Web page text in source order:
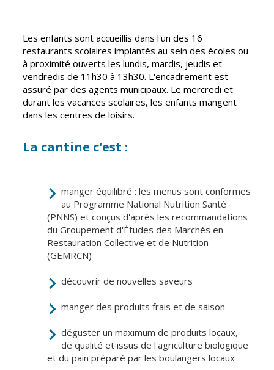
État civil
Élections
Jumelages
Publication des
administratifs
Actualités
Agenda
Fil de l'info
et après classe
Réussite
éducative et
inclusion
Inscriptions
Centres de
loisirs
Espace jeunes
Point
municipale
Santé et
solidarité
Culture et
Sport
Les enfants sont accueillis dans l'un des 16
restaurants scolaires implantés au sein des écoles ou
à proximité ouverts les lundis, mardis, jeudis et
vendredis de 11h30 à 13h30. L'encadrement est
assuré par des agents municipaux. Le mercredi et
durant les vacances scolaires, les enfants mangent
dans les centres de loisirs.
La cantine c'est :
manger équilibré : les menus sont conformes
au Programme National Nutrition Santé
(PNNS) et conçus d'après les recommandations
du Groupement d'Études des Marchés en
Restauration Collective et de Nutrition
(GEMRCN)
découvrir de nouvelles saveurs
manger des produits frais et de saison
déguster un maximum de produits locaux,
de qualité et issus de l'agriculture biologique
et du pain préparé par les boulangers locaux